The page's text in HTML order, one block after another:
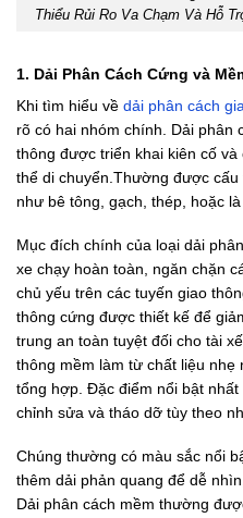
Thiểu Rủi Ro Va Chạm Và Hỗ
1. Dải Phân Cách Cứng và
Khi tìm hiểu về dải phân cách
rõ có hai nhóm chính. Dải phân
thông được triển khai kiên cố
thể di chuyển.Thường được
như bê tông, gạch, thép, hoặc
Mục đích chính của loại dải
xe chạy hoàn toàn, ngăn chặn
chủ yếu trên các tuyến giao
thông cứng được thiết kế để
trung an toàn tuyệt đối cho tài
thông mềm làm từ chất liệu nhẹ
tổng hợp. Đặc điểm nổi bật
chỉnh sửa và tháo dỡ tùy theo
Chúng thường có màu sắc nổi
thêm dải phản quang để dễ
Dải phân cách mềm thường